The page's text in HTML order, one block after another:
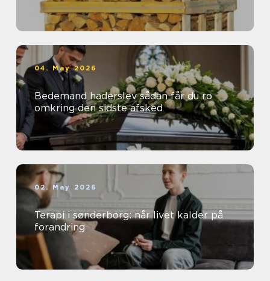
04. May 2026
Bedemand haderslev sådan får du ro
omkring den sidste afsked
02. May 2026
Terapi i sønderborg: når livet kalder på
forandring